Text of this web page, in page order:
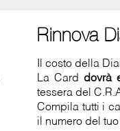
Rinnova
Il costo della
La Card dovrà
tessera del
Compila tutti i
il numero del